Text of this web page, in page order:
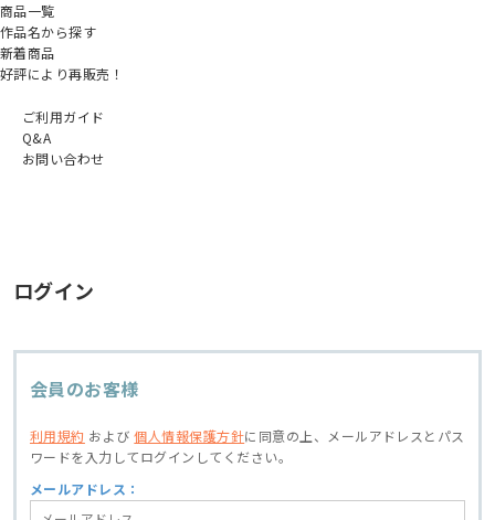
商品一覧
作品名から探す
新着商品
好評により再販売！
ご利用ガイド
Q&A
お問い合わせ
ログイン
会員のお客様
利用規約 および個人情報保護方針に同意の上、
メールアドレスとパス
ワードを入力してログインしてください。
メールアドレス：